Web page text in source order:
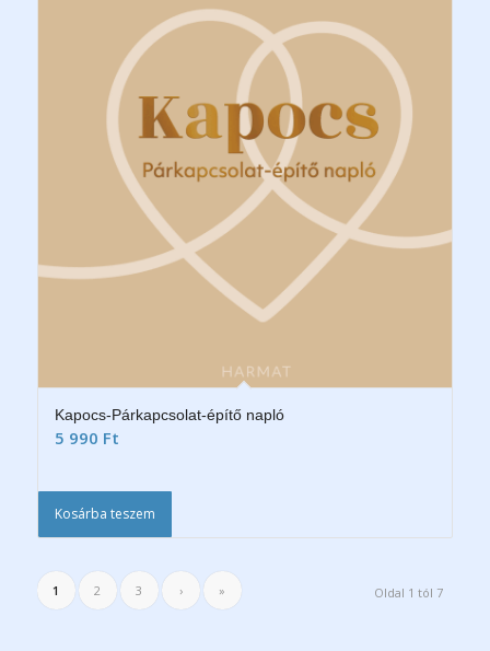
Kapocs-Párkapcsolat-építő napló
5 990 Ft
Kosárba teszem
Oldal 1 tól 7
1 2 3 › »